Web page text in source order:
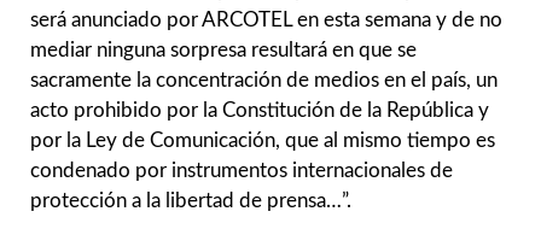
será anunciado por ARCOTEL en esta semana y de no
mediar ninguna sorpresa resultará en que se
sacramente la concentración de medios en el país, un
acto prohibido por la Constitución de la República y
por la Ley de Comunicación, que al mismo tiempo es
condenado por instrumentos internacionales de
protección a la libertad de prensa…”.